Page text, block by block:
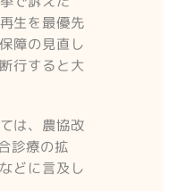
生を最優先
障の見直し
行すると大
は、農協改
診療の拡
どに言及し